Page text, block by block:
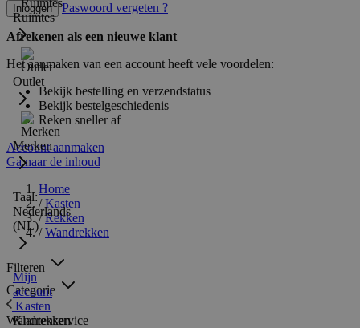
Ruimtes
Outlet
Merken
Taal:
Nederlands
(NL)
Mijn
account
Klantenservice
Inloggen Paswoord vergeten ?
Afrekenen als een nieuwe klant
Het aanmaken van een account heeft vele voordelen:
Bekijk bestelling en verzendstatus
Bekijk bestelgeschiedenis
Reken sneller af
Account aanmaken
Ga naar de inhoud
Home
/ Kasten
/ Rekken
/ Wandrekken
Filteren
Categorie
Kasten
Wandrekken